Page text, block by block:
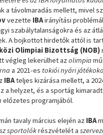
a távolmaradás mellett, mivel
vezette IBAirányítási
szabálytalanságokra és az
A bojkottot hirdetők attól is
Olimpiai Bizottság (NOB)
végleg lekerülhet azolimpia
a 2021-es tokiói nyári
IBAteljes kizárása mellett, a
a helyzet, és a sportág kimaradt
előzetes programjából.
tavaly március elején az IBA
sportolókrészvételét a